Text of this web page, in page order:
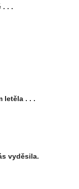
. . .
letěla . . .
vyděsila.